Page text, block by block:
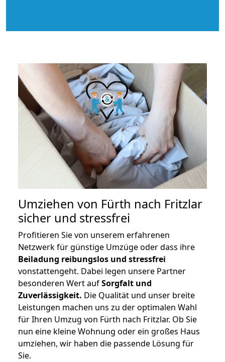
Umziehen von Fürth nach Fritzlar
sicher und stressfrei
Profitieren Sie von unserem erfahrenen
Netzwerk für günstige Umzüge oder dass ihre
Beiladung reibungslos und stressfrei
vonstattengeht. Dabei legen unsere Partner
besonderen Wert aufSorgfalt und
Zuverlässigkeit. Die Qualität und unser breite
Leistungen machen uns zu der optimalen Wahl
für Ihren Umzug von Fürth nach Fritzlar. Ob Sie
nun eine kleine Wohnung oder ein großes Haus
umziehen, wir haben die passende Lösung für
Sie.